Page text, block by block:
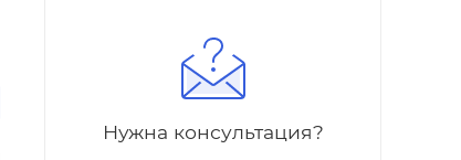
Нужна консультация?